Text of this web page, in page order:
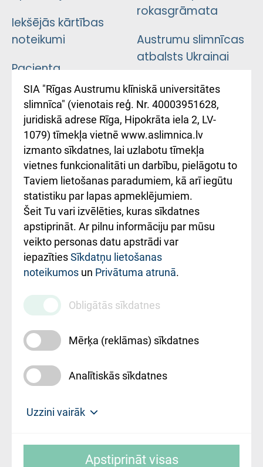
Iekšējās kārtības
noteikumi
Pacienta
atsauksmju/sūdzību
iesniegšanas
kārtība
Kā pie mums nokļūt
Rēķinu apmaksas
ceļvedis
Rekvizīti un
ārstniecības
iestādes kods
010000234
Maksas
pakalpojumu
cenrādis
rokasgrāmata
Austrumu slimnīcas
atbalsts Ukrainai
Підтримка Східної
лікарні та співпраця з
Україною
SIA "Rīgas Austrumu klīniskā universitātes
slimnīca" (vienotais reģ. Nr. 40003951628,
juridiskā adrese Rīga, Hipokrāta iela 2, LV-
1079) tīmekļa vietnē www.aslimnica.lv
izmanto sīkdatnes, lai uzlabotu tīmekļa
vietnes funkcionalitāti un darbību, pielāgotu to
Taviem lietošanas paradumiem, kā arī iegūtu
statistiku par lapas apmeklējumiem.
Šeit Tu vari izvēlēties, kuras sīkdatnes
apstiprināt. Ar pilnu informāciju par mūsu
veikto personas datu apstrādi var
iepazītiesSīkdatņu lietošanas
noteikumos un Privātuma atrunā.
Obligātās sīkdatnes
Mērķa (reklāmas) sīkdatnes
Analītiskās sīkdatnes
Uzzini vairāk
slimnīca, turpmāk – Pārzinis, sīkdatņu
Apstiprināt visas